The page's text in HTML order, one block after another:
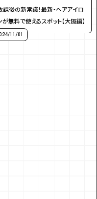
はこちら
課後の新常識！最新・ヘアアイロ
が無料で使えるスポット【大阪編】
11/01